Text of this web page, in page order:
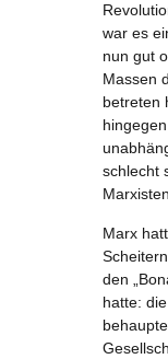
war es
nun gut
Massen
betreten
schlecht
Marx
den
hatte: